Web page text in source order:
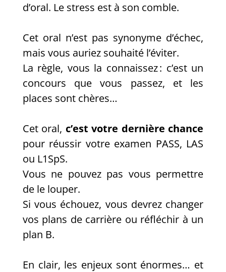
d’oral. Le stress est à son comble.
Cet oral n’est pas synonyme d’échec,
mais vous auriez souhaité l’éviter.
La règle, vous la connaissez : c’est un
concours que vous passez, et les
places sont chères…
Cet oral, c’est votre dernière chance
pour réussir votre examen PASS, LAS
ou L1SpS.
Vous ne pouvez pas vous permettre
de le louper.
Si vous échouez, vous devrez changer
vos plans de carrière ou réfléchir à un
plan B.
En clair, les enjeux sont énormes… et